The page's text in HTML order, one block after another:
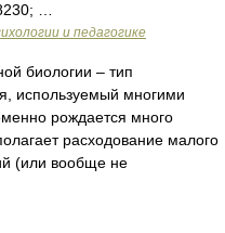
…
и педагогике
биологии – тип
используемый многими
рождается много
расходование малого
(или вообще не